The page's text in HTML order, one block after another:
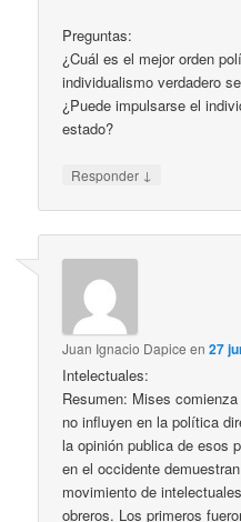
Preguntas:
¿Cuál es el mejor orden
individualismo verdadero
¿Puede impulsarse el
estado?
Responder ↓
Juan Ignacio Dapice en27
Intelectuales:
Resumen: Mises
no influyen en la política
la opinión publica de esos
en el occidente
movimiento de
obreros. Los primeros